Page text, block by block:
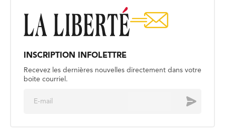
INSCRIPTION INFOLETTRE
Recevez les dernières nouvelles directement dans votre
boite courriel.
Envoyer